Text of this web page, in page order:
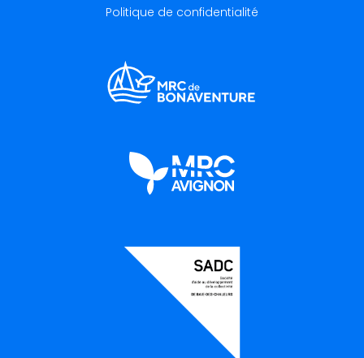
Politique de confidentialité